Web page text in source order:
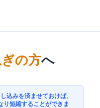
の方へ
込みを済ませておけば、
り短縮することができま